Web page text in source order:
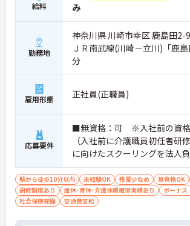
・完全週休2日制（曜日固定）を採用していること
により、先々の予定が立てやすくプライベートの
間をしっかりと確保できる環境です
【専門資格を活かした収入アップと明確なキャリア
形成が期待できます】
・資格手当が支給されるほか、年2回の評価面談
個人の頑張りが給与に還元される仕組みが整ってい
ます
【IT化と手厚いフォロー体制により、業務のスト
スを軽減できます】
・記録票の提出やシフト確認をすべてスマートフ
ンで行えるため、手書きの書類作成や事業所への
動の手間が省けケア業務に集中できます
・定期的な面談を通じて上司がフォローする体制
あり、訪問介護でありながら孤立することなくチー
ムの支援を受けながら業務に取り組めます
給料
み
勤務地
神奈川県 川崎市幸区 鹿島田2-
ＪＲ南武線(川崎－立川)「鹿
分
雇用形態 正社員(正職員)
応募要件
■無資格：可 ※入社前の資格
（入社前に介護職員初任者研
に向けたスクーリングを法人
していただきます。） ■実務
駅から徒歩10分以内 未経験OK 残業少なめ 無資格OK
研修制度あり
産休･育休･介護休暇取得実績あり
ボーナス
社会保険完備
交通費支給